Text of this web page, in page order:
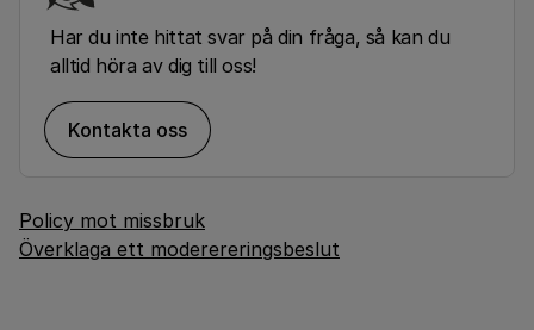
Har du inte hittat svar på din fråga, så kan du
alltid höra av dig till oss!
Kontakta oss
Policy mot missbruk
Överklaga ett moderereringsbeslut